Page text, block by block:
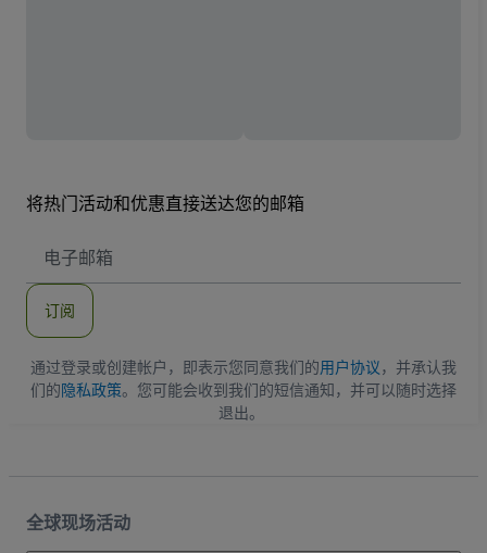
将热门活动和优惠直接送达您的邮箱
子
地
订阅
通过登录或创建帐户，即表示您同意我们的用户协议，并承认我
们的隐私政策。您可能会收到我们的短信通知，并可以随时选择
退出。
全球现场活动